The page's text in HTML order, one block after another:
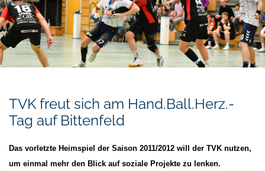
TVK freut sich am Hand.Ball.Herz.-
Tag auf Bittenfeld
Das vorletzte Heimspiel der Saison 2011/2012 will der TVK nutzen,
um einmal mehr den Blick auf soziale Projekte zu lenken.